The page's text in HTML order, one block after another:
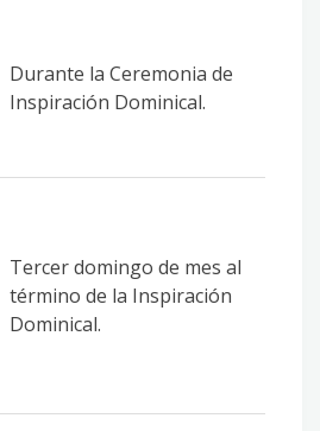
Durante la Ceremonia de
Inspiración Dominical.
Tercer domingo de mes al
término de la Inspiración
Dominical.